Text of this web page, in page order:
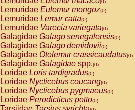
(0)
Lemuridae Eulemur mongoz(0)
Lemuridae Lemur catta(0)
Lemuridae Varecia variegata(0)
Galagidae Galago senegalensis(0)
Galagidae Galago demidovii(0)
Galagidae Otolemur crassicaudatus(0)
Galagidae Galagidae spp.(0)
Loridae Loris tardigradus(0)
Loridae Nycticebus coucang(0)
Loridae Nycticebus pygmaeus(0)
Loridae Perodicticus potto(0)
Tarsiidae Tarsius syrichta